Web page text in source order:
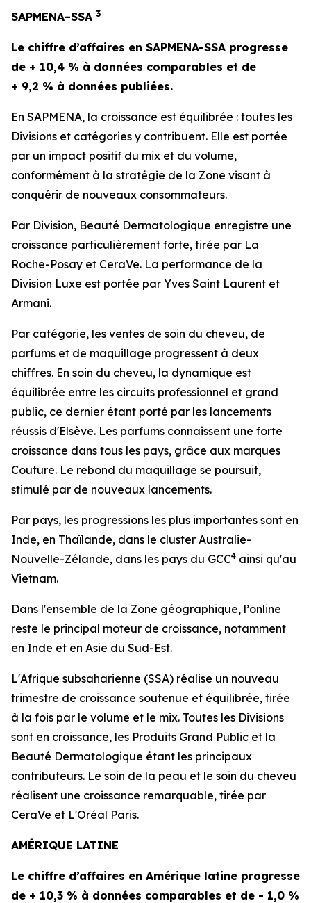
SAPMENA–SSA 3
Le chiffre d’affaires en SAPMENA-SSA progresse
de + 10,4 % à données comparables et de
+ 9,2 % à données publiées.
En SAPMENA, la croissance est équilibrée : toutes les
Divisions et catégories y contribuent. Elle est portée
par un impact positif du mix et du volume,
conformément à la stratégie de la Zone visant à
conquérir de nouveaux consommateurs.
Par Division, Beauté Dermatologique enregistre une
croissance particulièrement forte, tirée par La
Roche-Posay et CeraVe. La performance de la
Division Luxe est portée par Yves Saint Laurent et
Armani.
Par catégorie, les ventes de soin du cheveu, de
parfums et de maquillage progressent à deux
chiffres. En soin du cheveu, la dynamique est
équilibrée entre les circuits professionnel et grand
public, ce dernier étant porté par les lancements
réussis d'Elsève. Les parfums connaissent une forte
croissance dans tous les pays, grâce aux marques
Couture. Le rebond du maquillage se poursuit,
stimulé par de nouveaux lancements.
Par pays, les progressions les plus importantes sont en
Inde, en Thaïlande, dans le cluster Australie-
Nouvelle-Zélande, dans les pays du GCC4 ainsi qu'au
Vietnam.
Dans l'ensemble de la Zone géographique, l’online
reste le principal moteur de croissance, notamment
en Inde et en Asie du Sud-Est.
L'Afrique subsaharienne (SSA) réalise un nouveau
trimestre de croissance soutenue et équilibrée, tirée
à la fois par le volume et le mix. Toutes les Divisions
sont en croissance, les Produits Grand Public et la
Beauté Dermatologique étant les principaux
contributeurs. Le soin de la peau et le soin du cheveu
réalisent une croissance remarquable, tirée par
CeraVe et L'Oréal Paris.
AMÉRIQUE LATINE
Le chiffre d’affaires en Amérique latine progresse
de + 10,3 % à données comparables et de - 1,0 %